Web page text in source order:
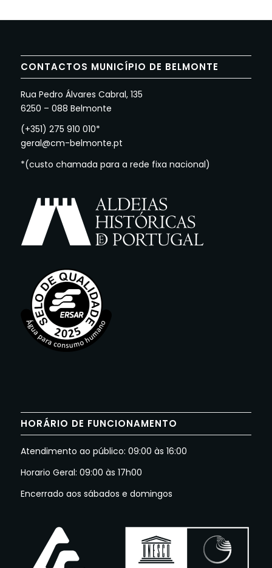
CONTACTOS MUNICÍPIO DE BELMONTE
Rua Pedro Álvares Cabral, 135
6250 – 088 Belmonte
(+351) 275 910 010*
geral@cm-belmonte.pt
*(custo chamada para a rede fixa nacional)
HORÁRIO DE FUNCIONAMENTO
Atendimento ao público: 09:00 às 16:00
Horario Geral: 09:00 às 17h00
Encerrado aos sábados e domingos